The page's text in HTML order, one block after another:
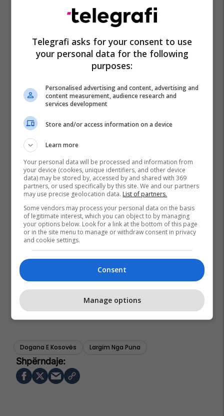
Dogana E Kosovës Largim Nga Puna
Telegrafi asks for your consent to use
your personal data for the following
purposes:
Personalised advertising and content, advertising and
content measurement, audience research and
services development
Store and/or access information on a device
Learn more
Your personal data will be processed and information from
your device (cookies, unique identifiers, and other device
data) may be stored by, accessed by and shared with 369
partners, or used specifically by this site. We and our partners
may use precise geolocation data. List of partners.
Some vendors may process your personal data on the basis
of legitimate interest, which you can object to by managing
your options below. Look for a link at the bottom of this page
or in the site menu to manage or withdraw consent in privacy
and cookie settings.
Consent
Manage options